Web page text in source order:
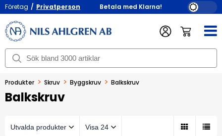
Företag / Privatperson Betala med Klarna!
Produkter > Skruv > Byggskruv > Balkskruv
Balkskruv